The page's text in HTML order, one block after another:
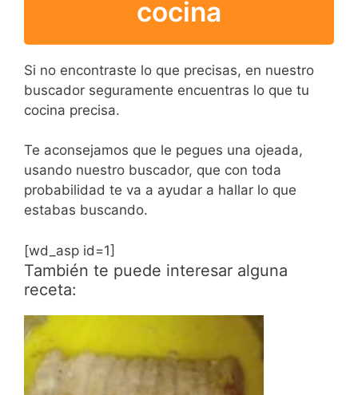
cocina
Si no encontraste lo que precisas, en nuestro
buscador seguramente encuentras lo que tu
cocina precisa.
Te aconsejamos que le pegues una ojeada,
usando nuestro buscador, que con toda
probabilidad te va a ayudar a hallar lo que
estabas buscando.
[wd_asp id=1]
También te puede interesar alguna
receta: